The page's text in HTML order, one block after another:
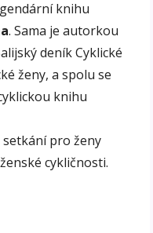
knihu
. Sama je autorkou
deník Cyklické
ženy, a spolu se
knihu
pro ženy
cykličnosti.